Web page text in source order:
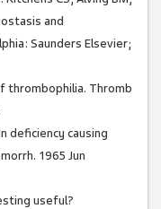
and
Saunders Elsevier;
thrombophilia. Thromb
deficiency causing
1965 Jun
useful?